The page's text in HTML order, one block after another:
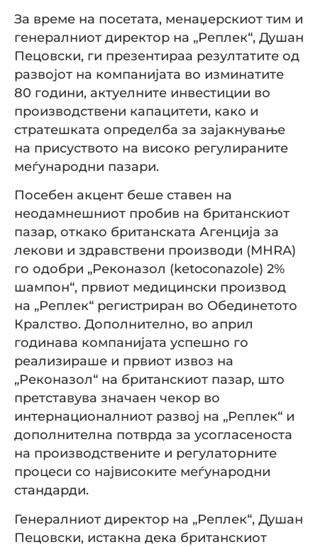
За време на посетата, менаџерскиот тим и
генералниот директор на „Реплек“, Душан
Пецовски, ги презентираа резултатите од
развојот на компанијата во изминатите
80 години, актуелните инвестиции во
производствени капацитети, како и
стратешката определба за зајакнување
на присуството на високо регулираните
меѓународни пазари.
Посебен акцент беше ставен на
неодамнешниот пробив на британскиот
пазар, откако британската Агенција за
лекови и здравствени производи (MHRA)
го одобри „Реконазол (ketoconazole) 2%
шампон“, првиот медицински производ
на „Реплек“ регистриран во Обединетото
Кралство. Дополнително, во април
годинава компанијата успешно го
реализираше и првиот извоз на
„Реконазол“ на британскиот пазар, што
претставува значаен чекор во
интернационалниот развој на „Реплек“ и
дополнителна потврда за усогласеноста
на производствените и регулаторните
процеси со највисоките меѓународни
стандарди.
Генералниот директор на „Реплек“, Душан
Пецовски, истакна дека британскиот